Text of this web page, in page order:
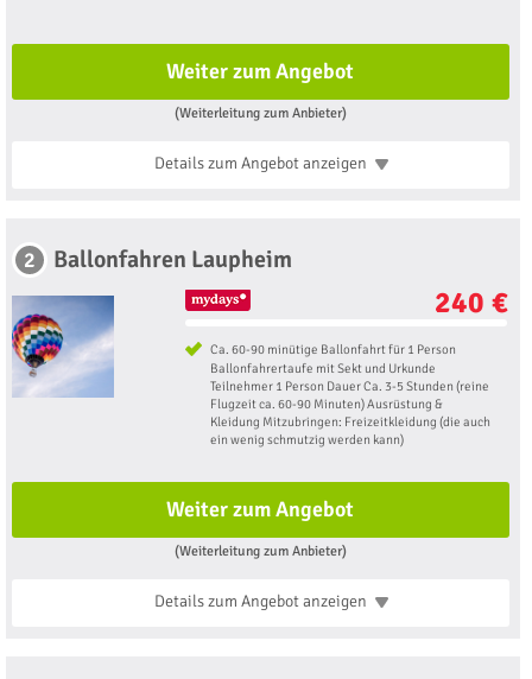
Weiter zum Angebot
(Weiterleitung zum Anbieter)
Details zum Angebotanzeigen
2 Ballonfahren Laupheim
240 €
Ca. 60-90 minütige Ballonfahrt für 1 Person
Ballonfahrertaufe mit Sekt und Urkunde
Teilnehmer 1 Person Dauer Ca. 3-5 Stunden (reine
Flugzeit ca. 60-90 Minuten) Ausrüstung &
Kleidung Mitzubringen: Freizeitkleidung (die auch
ein wenig schmutzig werden kann)
Weiter zum Angebot
(Weiterleitung zum Anbieter)
Details zum Angebotanzeigen